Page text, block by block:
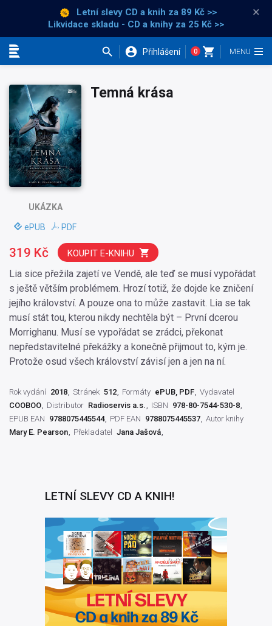
Letní slevy CD a knih za 89 Kč >>
Likvidace skladu - CD a knihy za 25 Kč >>
×
Přihlášení 0
UKÁZKA
ePUB PDF
Temná krása
Lia sice přežila zajetí ve Vendě, ale teď se musí vypořádat
s ještě větším problémem. Hrozí totiž, že dojde ke zničení
jejího království. A pouze ona to může zastavit. Lia se tak
musí stát tou, kterou nikdy nechtěla být – První dcerou
Morrighanu. Musí se vypořádat se zrádci, překonat
nepředstavitelné překážky a konečně přijmout to, kým je.
Protože osud všech království závisí jen a jen na ní.
319 Kč KOUPIT E-KNIHU
Rok vydání 2018 Stránek 512 Formáty ePUB, PDF Vydavatel
COOBOO
Distributor Radioservis a.s. ISBN 978-80-7544-530-8
EPUB EAN 9788075445544 PDF EAN 9788075445537 Autor knihy
Mary E. Pearson
Překladatel Jana Jašová
LETNÍ SLEVY CD A KNIH!